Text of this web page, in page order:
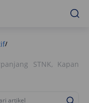
/
STNK, Kapan